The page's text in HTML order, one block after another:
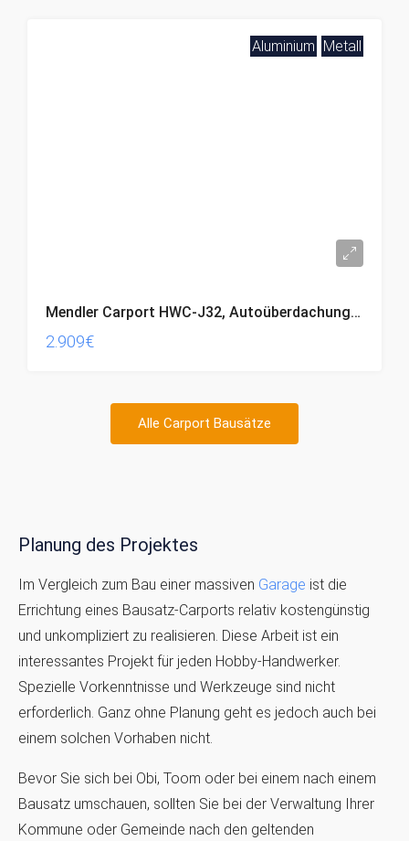
Aluminium Metall
Mendler Carport HWC-J32, Autoüberdachung, 11cm-Alu-Gestell 6x3m – grau
2.909€
Alle Carport Bausätze
Planung des Projektes
Im Vergleich zum Bau einer massiven Garage ist die
Errichtung eines Bausatz-Carports relativ kostengünstig
und unkompliziert zu realisieren. Diese Arbeit ist ein
interessantes Projekt für jeden Hobby-Handwerker.
Spezielle Vorkenntnisse und Werkzeuge sind nicht
erforderlich. Ganz ohne Planung geht es jedoch auch bei
einem solchen Vorhaben nicht.
Bevor Sie sich bei Obi, Toom oder bei einem nach einem
Bausatz umschauen, sollten Sie bei der Verwaltung Ihrer
Kommune oder Gemeinde nach den geltenden